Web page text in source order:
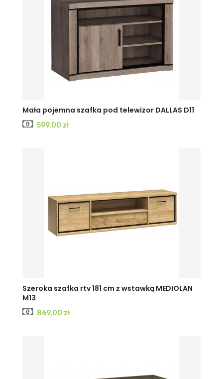
Mała pojemna szafka pod telewizor DALLAS D11
Cena
599,00 zł
Szeroka szafka rtv 181 cm z wstawką MEDIOLAN
M13
Cena
869,00 zł